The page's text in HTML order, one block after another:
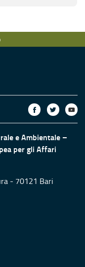
e Ambientale –
per gli Affari
- 70121 Bari